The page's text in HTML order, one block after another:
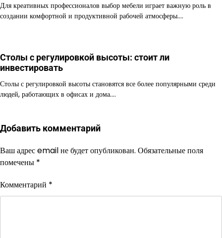
Для креативных профессионалов выбор мебели играет важную роль в
создании комфортной и продуктивной рабочей атмосферы.…
Столы с регулировкой высоты: стоит ли
инвестировать
Столы с регулировкой высоты становятся все более популярными среди
людей, работающих в офисах и дома.…
Добавить комментарий
Ваш адрес email не будет опубликован. Обязательные поля
помечены *
Комментарий *